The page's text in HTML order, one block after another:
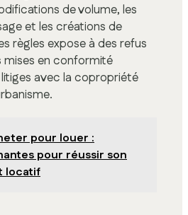
de volume, les
et les créations de
règles expose à des refus
mises en conformité
avec la copropriété
pour louer :
pour réussir son
locatif